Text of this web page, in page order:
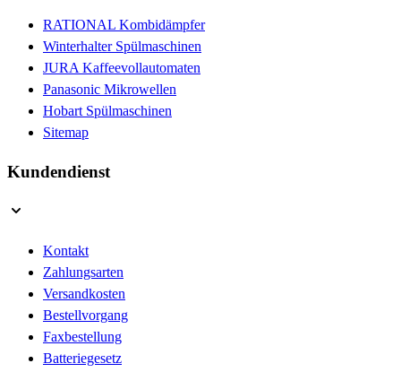
RATIONAL Kombidämpfer
Winterhalter Spülmaschinen
JURA Kaffeevollautomaten
Panasonic Mikrowellen
Hobart Spülmaschinen
Sitemap
Kundendienst
Kontakt
Zahlungsarten
Versandkosten
Bestellvorgang
Faxbestellung
Batteriegesetz